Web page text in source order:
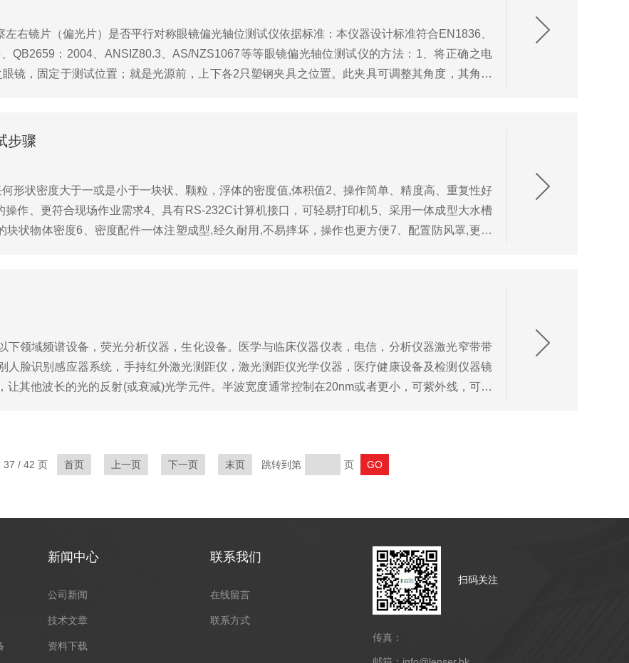
右镜片（偏光片）是否平行对称眼镜偏光轴位测试仪依据标准：本仪器设计标准符合EN1836、
QB2659：2004、ANSIZ80.3、AS/NZS1067等等眼镜偏光轴位测试仪的方法：1、将正确之电
镜，固定于测试位置；就是光源前，上下各2只塑钢夹具之位置。此夹具可调整其角度，其角度
步骤
形状密度大于一或是小于一块状、颗粒，浮体的密度值,体积值2、操作简单、精度高、重复性好
作、更符合现场作业需求4、具有RS-232C计算机接口，可轻易打印机5、采用一体成型大水槽
状物体密度6、密度配件一体注塑成型,经久耐用,不易摔坏，操作也更方便7、配置防风罩,更适
下领域频谱设备，荧光分析仪器，生化设备。医学与临床仪器仪表，电信，分析仪器激光窄带带
人脸识别感应器系统，手持红外激光测距仪，激光测距仪光学仪器，医疗健康设备及检测仪器镜
让其他波长的光的反射(或衰减)光学元件。半波宽度通常控制在20nm或者更小，可紫外线，可见
37 / 42 页 首页 上一页 下一页 末页 跳转到第 页
新闻中心
公司新闻
技术文章
资料下载
联系我们
在线留言
联系方式
扫码关注
传真：